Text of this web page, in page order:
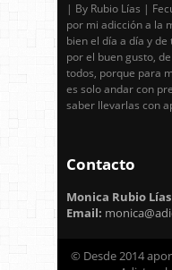
| By Rubio Lías |
por mi adicción a la
bien el día a día y
por el buen gusto,
todos, porque para
es solo andar con
saber llevarlas con
Contacto
Monica Rubio Lías
Email:
© Desde 2014